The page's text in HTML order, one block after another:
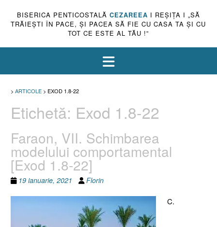
BISERICA PENTICOSTALĂ CEZAREEA I REŞIŢA I „SĂ
TRĂIEŞTI ÎN PACE, ŞI PACEA SĂ FIE CU CASA TA ŞI CU
TOT CE ESTE AL TĂU !”
> ARTICOLE > EXOD 1.8-22
Etichetă: Exod 1.8-22
Faraon, VII. Schimbarea
modelului comportamental
[Exod 1.8-22]
19 ianuarie, 2021 Florin
C.